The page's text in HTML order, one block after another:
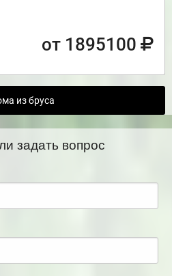
от 1895100
из бруса
задать вопрос